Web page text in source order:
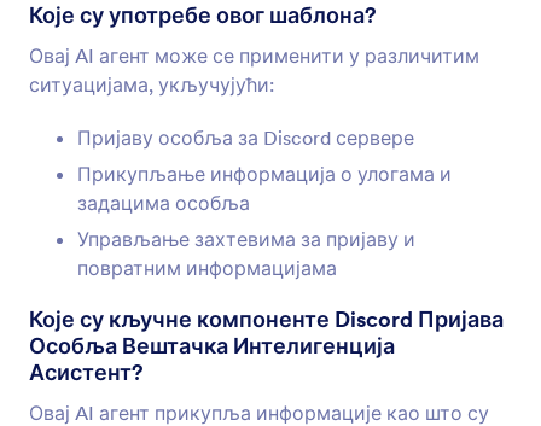
Које су употребе овог шаблона?
Овај AI агент може се применити у различитим
ситуацијама, укључујући:
Пријаву особља за Discord сервере
Прикупљање информација о улогама и
задацима особља
Управљање захтевима за пријаву и
повратним информацијама
Које су кључне компоненте Discord Пријава
Особља Вештачка Интелигенција
Асистент?
Овај AI агент прикупља информације као што су